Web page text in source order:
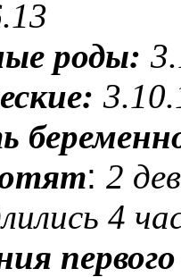
роды:
: 2
4